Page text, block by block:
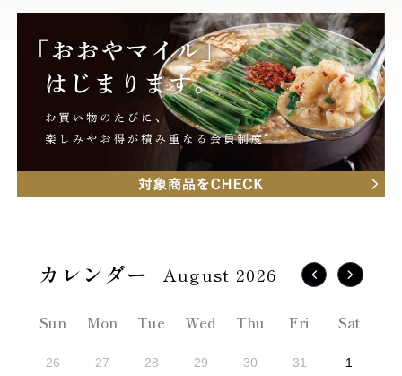
August 2026
Sun Mon Tue Wed Thu Fri Sat
26 27 28 29 30 31 1